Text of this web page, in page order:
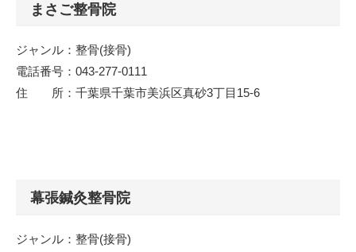
まさご整骨院
ジャンル：整骨(接骨)
電話番号：043-277-0111
住 所：千葉県千葉市美浜区真砂3丁目15-6
幕張鍼灸整骨院
ジャンル：整骨(接骨)